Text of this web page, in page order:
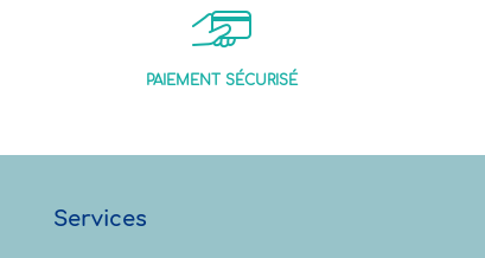
PAIEMENT SÉCURISÉ
Services